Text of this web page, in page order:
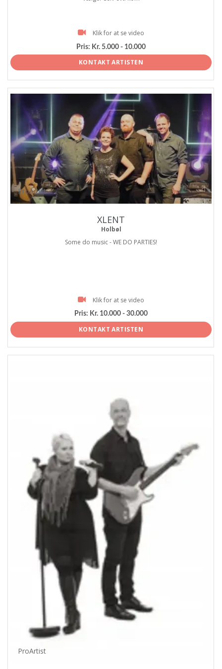
Klik for at se video
Pris: Kr. 5.000 - 10.000
KONTAKT ARTISTEN
ProArtist
XLENT
Holbøl
Some do music - WE DO PARTIES!
Klik for at se video
Pris: Kr. 10.000 - 30.000
KONTAKT ARTISTEN
ProArtist